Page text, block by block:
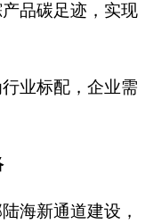
品碳足迹，实现
业标配，企业需
海新通道建设，